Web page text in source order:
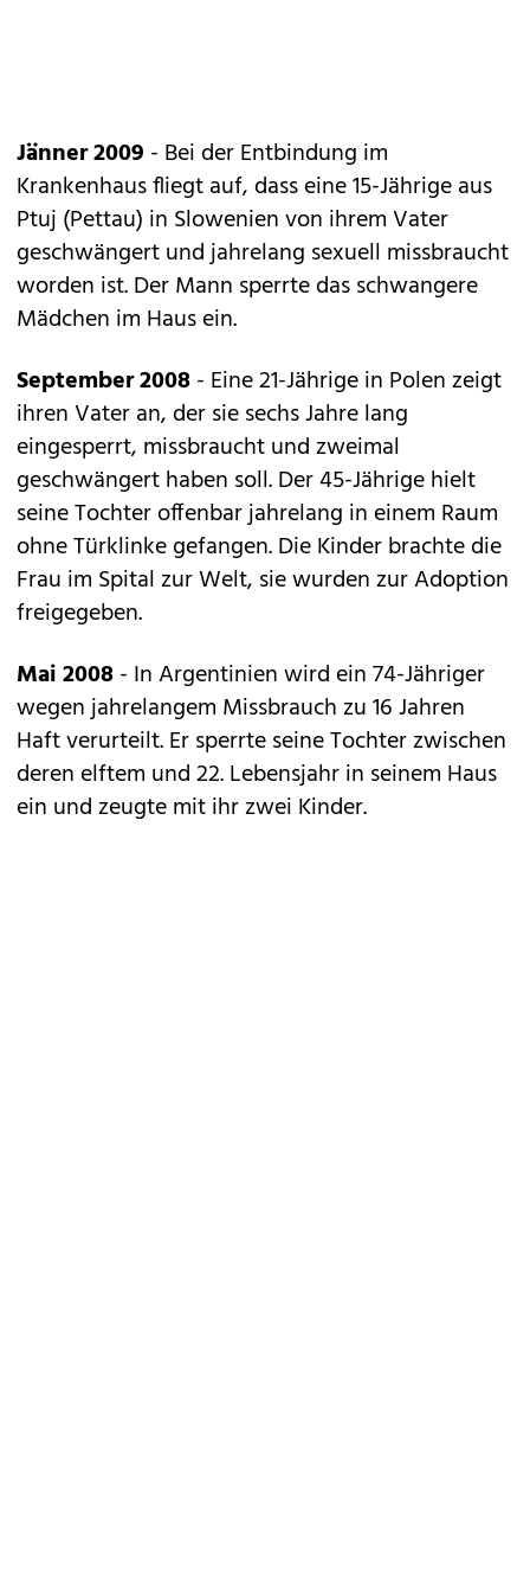
Jänner 2009 - Bei der Entbindung im
Krankenhaus fliegt auf, dass eine 15-Jährige aus
Ptuj (Pettau) in Slowenien von ihrem Vater
geschwängert und jahrelang sexuell missbraucht
worden ist. Der Mann sperrte das schwangere
Mädchen im Haus ein.
September 2008- Eine 21-Jährige in Polen zeigt
ihren Vater an, der sie sechs Jahre lang
eingesperrt, missbraucht und zweimal
geschwängert haben soll. Der 45-Jährige hielt
seine Tochter offenbar jahrelang in einem Raum
ohne Türklinke gefangen. Die Kinder brachte die
Frau im Spital zur Welt, sie wurden zur Adoption
freigegeben.
Mai 2008- In Argentinien wird ein 74-Jähriger
wegen jahrelangem Missbrauch zu 16 Jahren
Haft verurteilt. Er sperrte seine Tochter zwischen
deren elftem und 22. Lebensjahr in seinem Haus
ein und zeugte mit ihr zwei Kinder.